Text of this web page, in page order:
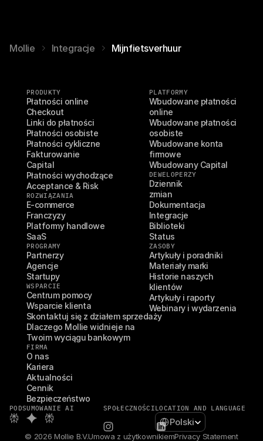
Mollie Integracje Mijnfietsverhuur
PRODUKTY
Płatności online
Checkout
Linki do płatności
Płatności osobiste
Płatności cykliczne
Fakturowanie
Capital
Płatności wychodzące
Acceptance & Risk
ROZWIĄZANIA
E-commerce
Franczyzy
Platformy handlowe
SaaS
PROGRAMY
Partnerzy
Agencje
Startupy
WSPARCIE
Centrum pomocy
Wsparcie klienta
Skontaktuj się z działem sprzedaży
Dlaczego Mollie widnieje na
Twoim wyciągu bankowym
FIRMA
O nas
Kariera
Aktualności
Cennik
Bezpieczeństwo
PLATFORMY
Wbudowane płatności
online
Wbudowane płatności
osobiste
Wbudowane konta
firmowe
Wbudowany Capital
DEWELOPERZY
Dziennik
zmian
Dokumentacja
Integracje
Biblioteki
Status
ZASOBY
Artykuły i poradniki
Materiały marki
Historie naszych
klientów
Artykuły i raporty
Webinary i wydarzenia
PODSUMOWANIE AI SPOŁECZNOŚCILOCATION AND LANGUAGE
Select Language
Polski
© 2026 Mollie B.V.Umowa z użytkownikiemPrivacy Statement